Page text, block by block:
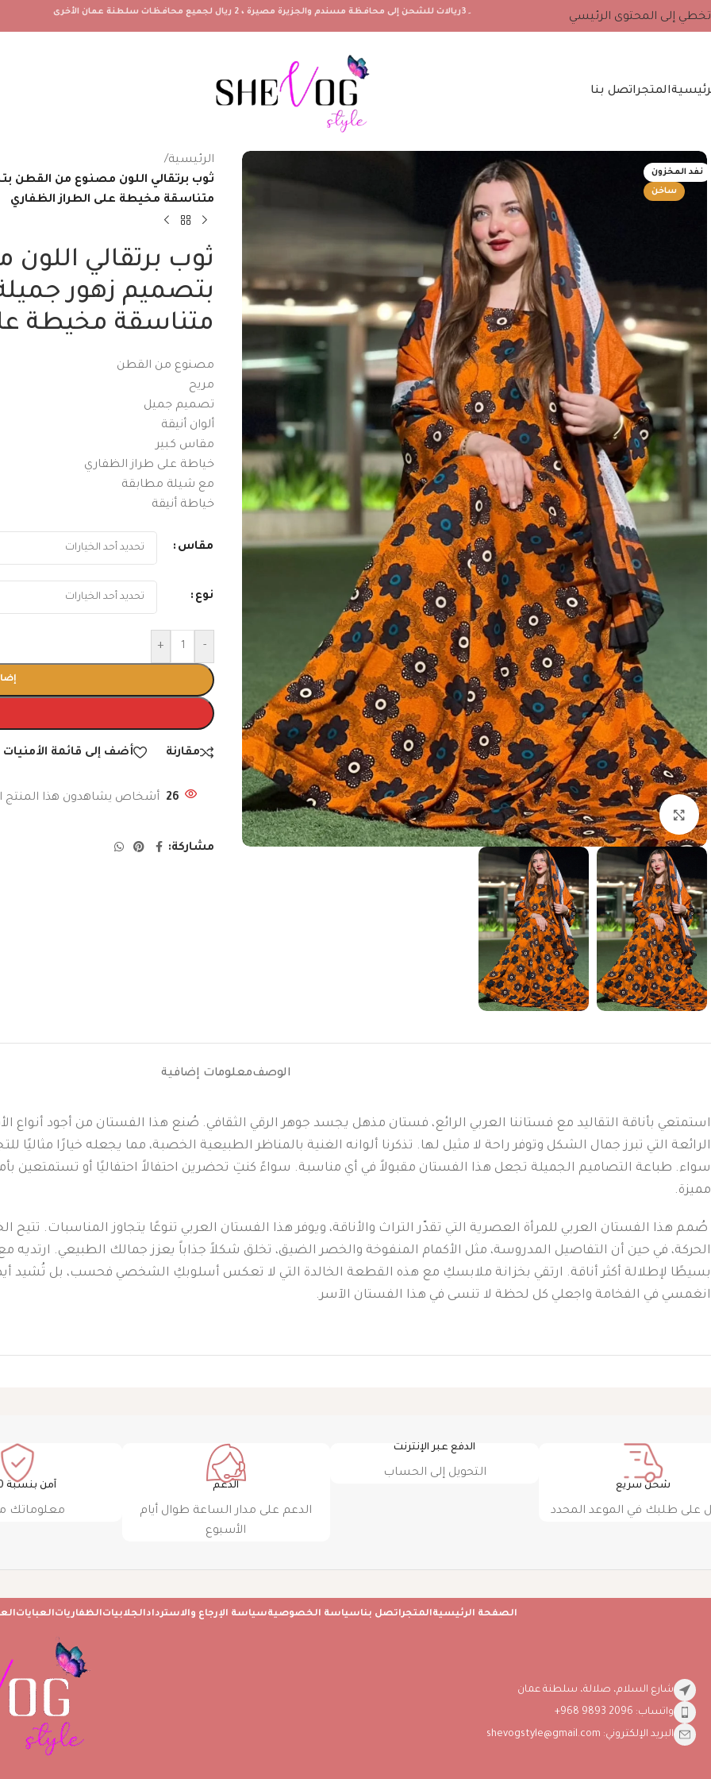
تخطي إلى المحتوى الرئيسي ۔3ريالات للشحن إلى محافظة مسندم والجزيرة مصيرة ، 2 ريال لجميع محافظات سلطنة عمان الأخرى
المتجراتصل بنا
نفد المخزون
ساخن
انقر للتكبير
الرئيسية/
ثوب برتقالي اللون مصنوع من القطن
متناسقة مخيطة على الطراز الظفاري
ثوب برتقالي
بتصميم زهور
متناسقة مخيطة
مصنوع من القطن
مريح
تصميم جميل
ألوان أنيقة
مقاس كبير
خياطة على طراز الظفاري
مع شيلة مطابقة
خياطة أنيقة
مقاس
نوع
-
+
مقارنة أضف إلى قائمة الأمنيات
26 أشخاص يشاهدون هذا المنتج
مشاركة:
الوصفمعلومات إضافية
استمتعي بأناقة التقاليد مع فستاننا العربي الرائع، فستان مذهل يجسد جوهر الرقي الثقافي. صُنع هذا الفستان من أجود أنواع
الرائعة التي تبرز جمال الشكل وتوفر راحة لا مثيل لها. تذكرنا ألوانه الغنية بالمناظر الطبيعية الخصبة، مما يجعله خيارًا
سواء. طباعة التصاميم الجميلة تجعل هذا الفستان مقبولاً في أي مناسبة. سواءً كنتِ تحضرين احتفالاً احتفاليًا أو تستمتعين
مميزة.
صُمم هذا الفستان العربي للمرأة العصرية التي تقدّر التراث والأناقة، ويوفر هذا الفستان العربي تنوعًا يتجاوز المناسبات.
الحركة، في حين أن التفاصيل المدروسة، مثل الأكمام المنفوخة والخصر الضيق، تخلق شكلاً جذاباً يعزز جمالك الطبيعي. ارتديه
بسيطًا لإطلالة أكثر أناقة. ارتقي بخزانة ملابسكِ مع هذه القطعة الخالدة التي لا تعكس أسلوبكِ الشخصي فحسب، بل تُشيد أيضاً
انغمسي في الفخامة واجعلي كل لحظة لا تنسى في هذا الفستان الآسر.
شحن سريع
على طلبك في الموعد المحدد
الدفع عبر الإنترنت
التحويل إلى الحساب
الدعم
الدعم على مدار الساعة طوال أيام
الأسبوع
آمن بنسبة 100٪
معلوماتك
الصفحة الرئيسيةالمتجراتصل بناسياسة الخصوصيةسياسة الإرجاع والاستردادالجلابياتالظفارياتالعبايات
شارع السلام، صلالة، سلطنة عمان
واتساب: 2096 9893 968+
البريد الإلكتروني: shevogstyle@gmail.com